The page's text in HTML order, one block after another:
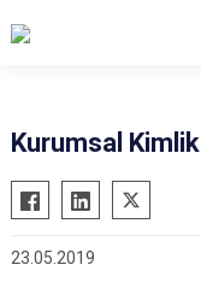
Akçakale
Birecik
Bozova
Kurumsal Kimlik
23.05.2019